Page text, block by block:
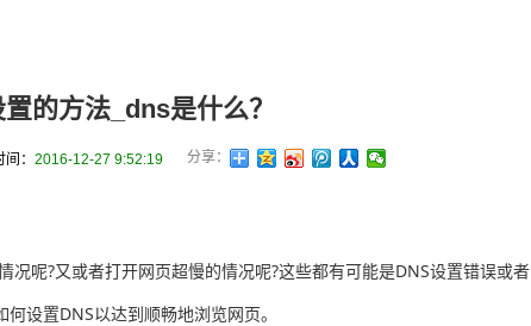
的方法_dns是什么？
： 2016-12-27 9:52:19 分享：
呢?又或者打开网页超慢的情况呢?这些都有可能是DNS设置错误或者
设置DNS以达到顺畅地浏览网页。